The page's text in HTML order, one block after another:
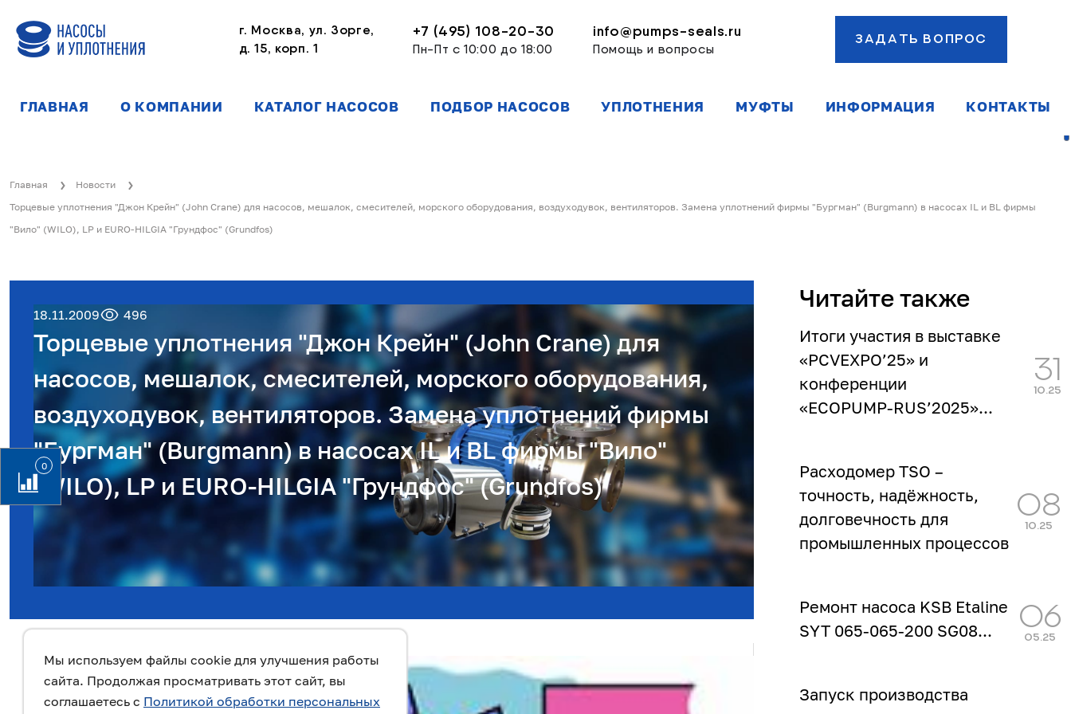
Мы используем файлы cookie для улучшения работы
сайта. Продолжая просматривать этот сайт, вы
соглашаетесь с Политикой обработки персональных
0
г. Москва, ул. Зорге,
д. 15, корп. 1
+7 (495) 108-20-30
Пн-Пт с 10:00 до 18:00
info@pumps-seals.ru
Помощь и вопросы
ЗАДАТЬ ВОПРОС
ГЛАВНАЯ О КОМПАНИИ КАТАЛОГ НАСОСОВ ПОДБОР НАСОСОВ УПЛОТНЕНИЯ МУФТЫ ИНФОРМАЦИЯ КОНТАКТЫ
Главная
Новости
Торцевые уплотнения "Джон Крейн" (John Crane) для насосов, мешалок, смесителей, морского оборудования, воздуходувок, вентиляторов. Замена уплотнений фирмы "Бургман" (Burgmann) в насосах IL и BL фирмы
"Вило" (WILO), LP и EURO-HILGIA "Грундфос" (Grundfos)
18.11.2009 496
Торцевые уплотнения "Джон Крейн" (John Crane) для
насосов, мешалок, смесителей, морского оборудования,
воздуходувок, вентиляторов. Замена уплотнений фирмы
"Бургман" (Burgmann) в насосах IL и BL фирмы "Вило"
(WILO), LP и EURO-HILGIA "Грундфос" (Grundfos)
Читайте также
Итоги участия в выставке
«PCVEXPO’25» и
конференции
«ECOPUMP‑RUS’2025»...
31
10.25
Расходомер TSO –
точность, надёжность,
долговечность для
промышленных процессов
08
10.25
Ремонт насоса KSB Etaline
SYT 065-065-200 SG08...
06
05.25
Запуск производства